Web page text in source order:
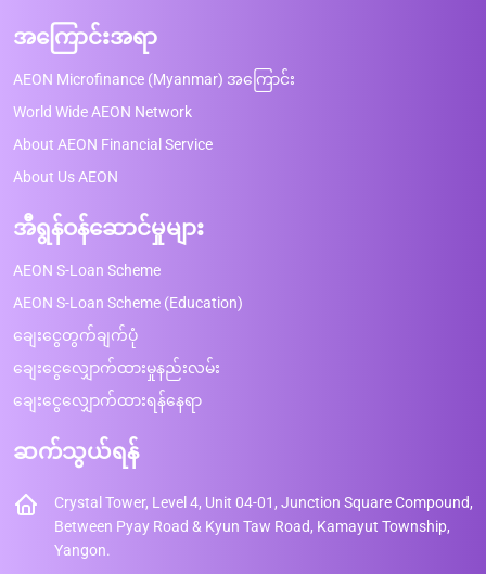
အကြောင်းအရာ
AEON Microfinance (Myanmar) အကြောင်း
World Wide AEON Network
About AEON Financial Service
About Us AEON
အီရွန်ဝန်ဆောင်မှုများ
AEON S-Loan Scheme
AEON S-Loan Scheme (Education)
ချေးငွေတွက်ချက်ပုံ
ချေးငွေလျှောက်ထားမှုနည်းလမ်း
ချေးငွေလျှောက်ထားရန်နေရာ
ဆက်သွယ်ရန်
Crystal Tower, Level 4, Unit 04-01, Junction Square Compound,
Between Pyay Road & Kyun Taw Road, Kamayut Township,
Yangon.